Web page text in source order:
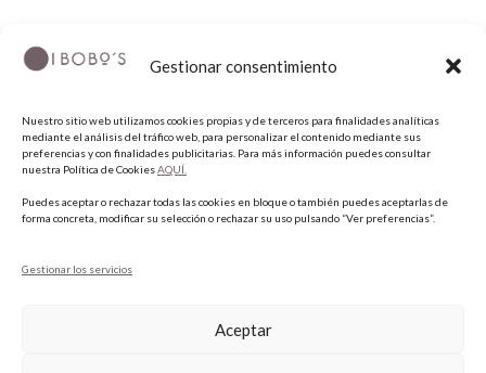
Gestionar consentimiento
Nuestro sitio web utilizamos cookies propias y de terceros para finalidades analíticas
mediante el análisis del tráfico web, para personalizar el contenido mediante sus
preferencias y con finalidades publicitarias. Para más información puedes consultar
nuestra Política de CookiesAQUÍ.
Puedes aceptar o rechazar todas las cookies en bloque o también puedes aceptarlas de
forma concreta, modificar su selección o rechazar su uso pulsando “Ver preferencias”.
Gestionar los servicios
Aceptar
FACEBOOK
PINTEREST